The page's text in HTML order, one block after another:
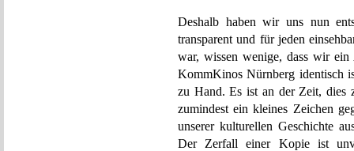
Deshalb haben wir uns nun
transparent und für jeden
war, wissen wenige, dass wir
KommKinos Nürnberg identisch
zu Hand. Es ist an der Zeit, dies
zumindest ein kleines Zeichen
unserer kulturellen Geschichte
Der Zerfall einer Kopie ist